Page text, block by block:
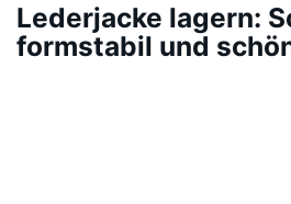
Lederjacke lagern:
formstabil und